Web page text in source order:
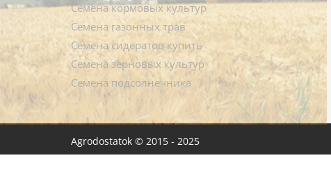
Семена кормовых культур
Семена газонных трав
Семена сидератов купить
Семена зерновых культур
Семена подсолнечника
Agrodostatok © 2015 - 2025